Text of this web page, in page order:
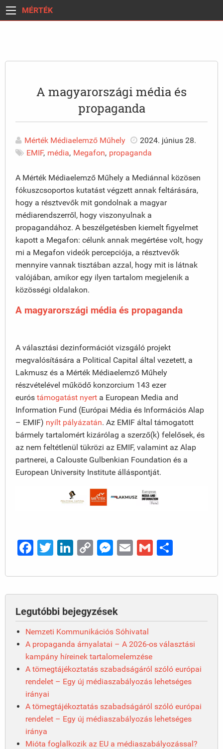
MÉRTÉK
A magyarországi média és
propaganda
Mérték Médiaelemző Műhely
2024. június 28.
EMIF, média, Megafon, propaganda
A Mérték Médiaelemző Műhely a Mediánnal közösen
fókuszcsoportos kutatást végzett annak feltárására,
hogy a résztvevők mit gondolnak a magyar
médiarendszerről, hogy viszonyulnak a
propagandához. A beszélgetésben kiemelt figyelmet
kapott a Megafon: célunk annak megértése volt, hogy
mi a Megafon videók percepciója, a résztvevők
mennyire vannak tisztában azzal, hogy mit is látnak
valójában, amikor egy ilyen tartalom megjelenik a
közösségi oldalakon.
A magyarországi média és propaganda
A választási dezinformációt vizsgáló projekt
megvalósítására a Political Capital által vezetett, a
Lakmusz és a Mérték Médiaelemző Műhely
részvételével működő konzorcium 143 ezer
eurós támogatást nyert a European Media and
Information Fund (Európai Média és Információs Alap
– EMIF) nyílt pályázatán. Az EMIF által támogatott
bármely tartalomért kizárólag a szerző(k) felelősek, és
az nem feltétlenül tükrözi az EMIF, valamint az Alap
partnerei, a Calouste Gulbenkian Foundation és a
European University Institute álláspontját.
Facebook
Twitter
LinkedIn
CopyMessenger
EmailGmail
Legutóbbi bejegyzések
Nemzeti Kommunikációs Sóhivatal
A propaganda árnyalatai – A 2026-os választási
kampány híreinek tartalomelemzése
A tömegtájékoztatás szabadságáról szóló európai
rendelet – Egy új médiaszabályozás lehetséges
irányai
A tömegtájékoztatás szabadságáról szóló európai
rendelet – Egy új médiaszabályozás lehetséges
iránya
Mióta foglalkozik az EU a médiaszabályozással?